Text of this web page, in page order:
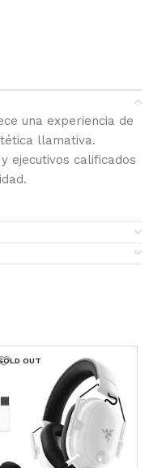
una experiencia de
llamativa.
ejecutivos calificados
OUT